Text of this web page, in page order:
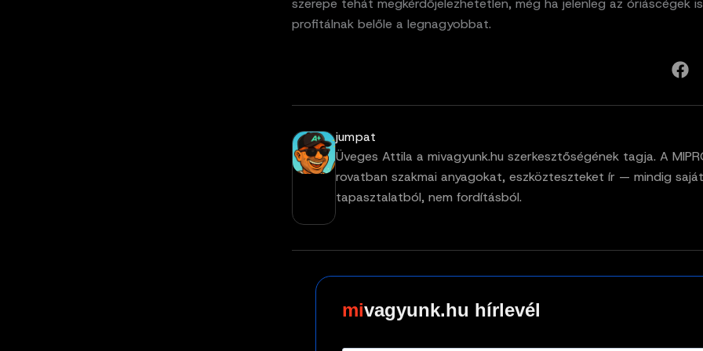
szerepe tehát megkérdőjelezhetetlen, még ha jelenleg az óriáscégek is
profitálnak belőle a legnagyobbat.
jumpat
Üveges Attila a mivagyunk.hu szerkesztőségének tagja. A
rovatban szakmai anyagokat, eszközteszteket ír — mindig saját
tapasztalatból, nem fordításból.
vagyunk.hu hírlevél